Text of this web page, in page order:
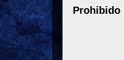
Prohibido